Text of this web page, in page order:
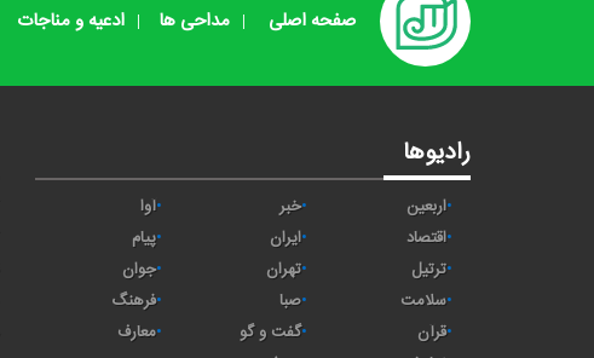
صفحه اصلی مداحی ها ادعیه و مناجات
رادیوها
اربعین خبر
آوا
اقتصاد
ايران
پیام
ترتیل
تهران
جوان
سلامت
صبا
فرهنگ
قرآن
گفت و گو
معارف